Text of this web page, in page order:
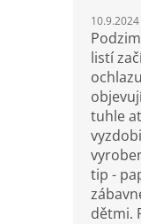
10.9.2024
listí
tuhle
tip -
dětmi.